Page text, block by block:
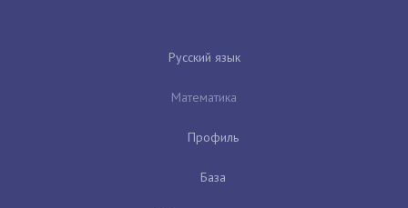
Русский язык
Математика
Профиль
База